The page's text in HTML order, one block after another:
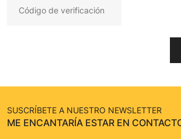
SUSCRÍBETE A NUESTRO NEWSLETTER
ME ENCANTARÍA ESTAR EN